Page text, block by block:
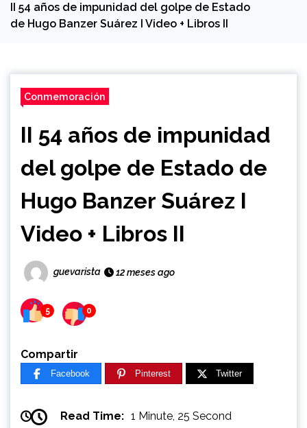
II 54 años de impunidad del golpe de Estado
de Hugo Banzer Suárez I Video + Libros II
Conmemoración
II 54 años de impunidad
del golpe de Estado de
Hugo Banzer Suárez I
Video + Libros II
guevarista 12 meses ago
5 0
Compartir
Facebook Pinterest Twitter
Read Time: 1 Minute, 25 Second